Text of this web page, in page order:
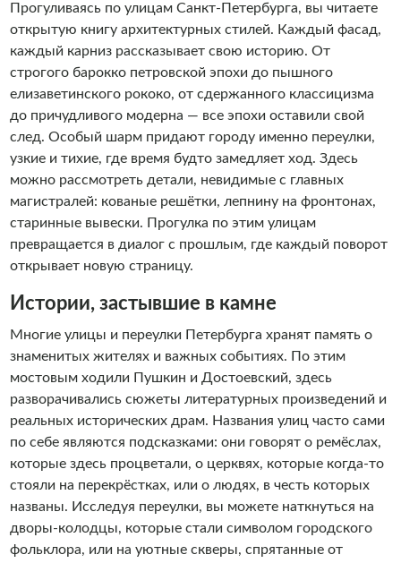
незабываемое удовольствие, поэтому водные прогулки с
командой «Алые паруса» обязан себе позволить каждый
гость Санкт- Петербурга. И, конечно, каждый житель
города должен периодически баловать себя ими. Добро
пожаловать на борт!
Прогуливаясь по улицам Санкт-Петербурга, вы читаете
открытую книгу архитектурных стилей. Каждый фасад,
каждый карниз рассказывает свою историю. От
строгого барокко петровской эпохи до пышного
елизаветинского рококо, от сдержанного классицизма
до причудливого модерна — все эпохи оставили свой
след. Особый шарм придают городу именно переулки,
узкие и тихие, где время будто замедляет ход. Здесь
можно рассмотреть детали, невидимые с главных
магистралей: кованые решётки, лепнину на фронтонах,
старинные вывески. Прогулка по этим улицам
превращается в диалог с прошлым, где каждый поворот
открывает новую страницу.
Истории, застывшие в камне
Многие улицы и переулки Петербурга хранят память о
знаменитых жителях и важных событиях. По этим
мостовым ходили Пушкин и Достоевский, здесь
разворачивались сюжеты литературных произведений и
реальных исторических драм. Названия улиц часто сами
по себе являются подсказками: они говорят о ремёслах,
которые здесь процветали, о церквях, которые когда-то
стояли на перекрёстках, или о людях, в честь которых
названы. Исследуя переулки, вы можете наткнуться на
дворы-колодцы, которые стали символом городского
фольклора, или на уютные скверы, спрятанные от